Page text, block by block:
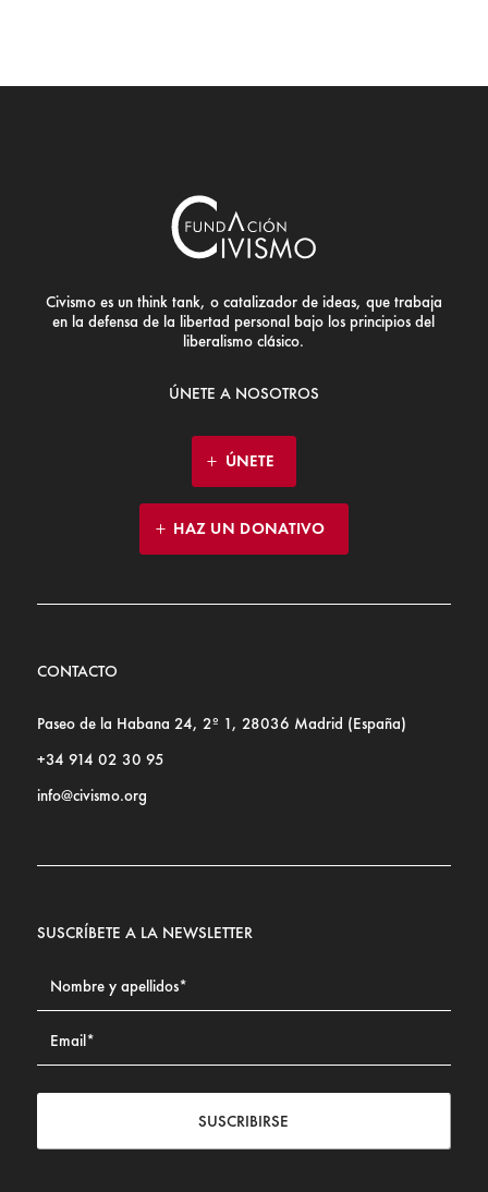
Civismo es un think tank, o catalizador de ideas, que trabaja
en la defensa de la libertad personal bajo los principios del
liberalismo clásico.
ÚNETE A NOSOTROS
ÚNETE
HAZ UN DONATIVO
CONTACTO
Paseo de la Habana 24, 2º 1, 28036 Madrid (España)
+34 914 02 30 95
info@civismo.org
SUSCRÍBETE A LA NEWSLETTER
SUSCRIBIRSE